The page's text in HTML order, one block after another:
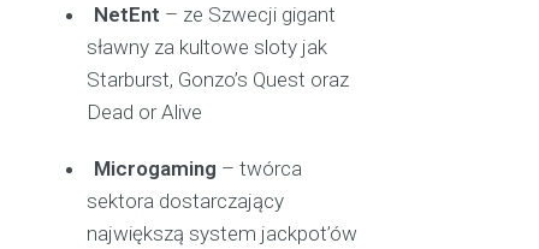
NetEnt – ze Szwecji gigant
sławny za kultowe sloty jak
Starburst, Gonzo’s Quest oraz
Dead or Alive
Microgaming – twórca
sektora dostarczający
największą system jackpot’ów